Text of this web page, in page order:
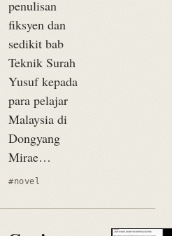
penulisan
fiksyen dan
sedikit bab
Teknik Surah
Yusuf kepada
para pelajar
Malaysia di
Dongyang
Mirae…
#novel